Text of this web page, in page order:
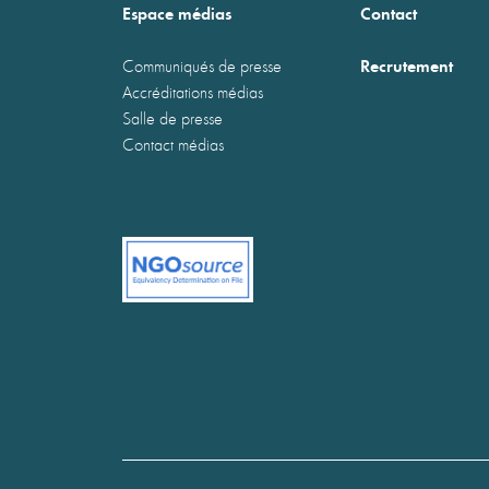
Espace médias
Communiqués de presse
Accréditations médias
Salle de presse
Contact médias
Contact
Recrutement